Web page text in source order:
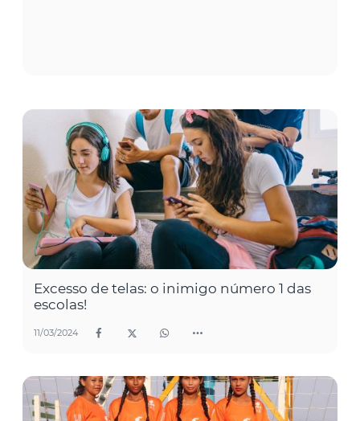
Excesso de telas: o inimigo número 1 das
escolas!
11/03/2024